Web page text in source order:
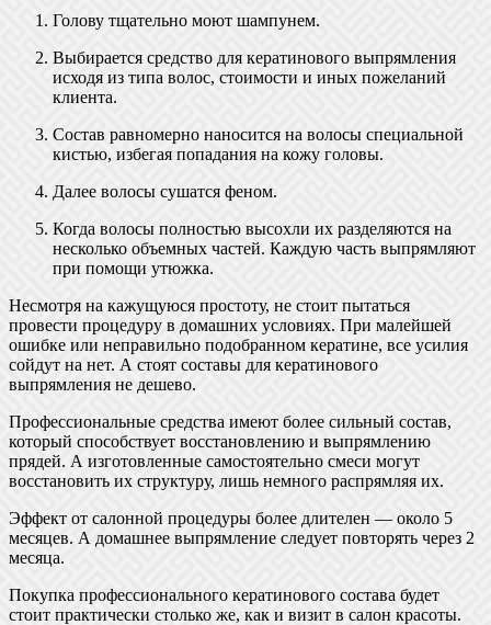
Голову тщательно моют шампунем.
Выбирается средство для кератинового выпрямления
исходя из типа волос, стоимости и иных пожеланий
клиента.
Состав равномерно наносится на волосы специальной
кистью, избегая попадания на кожу головы.
Далее волосы сушатся феном.
Когда волосы полностью высохли их разделяются на
несколько объемных частей. Каждую часть выпрямляют
при помощи утюжка.
Несмотря на кажущуюся простоту, не стоит пытаться
провести процедуру в домашних условиях. При малейшей
ошибке или неправильно подобранном кератине, все усилия
сойдут на нет. А стоят составы для кератинового
выпрямления не дешево.
Профессиональные средства имеют более сильный состав,
который способствует восстановлению и выпрямлению
прядей. А изготовленные самостоятельно смеси могут
восстановить их структуру, лишь немного распрямляя их.
Эффект от салонной процедуры более длителен — около 5
месяцев. А домашнее выпрямление следует повторять через 2
месяца.
Покупка профессионального кератинового состава будет
стоит практически столько же, как и визит в салон красоты.